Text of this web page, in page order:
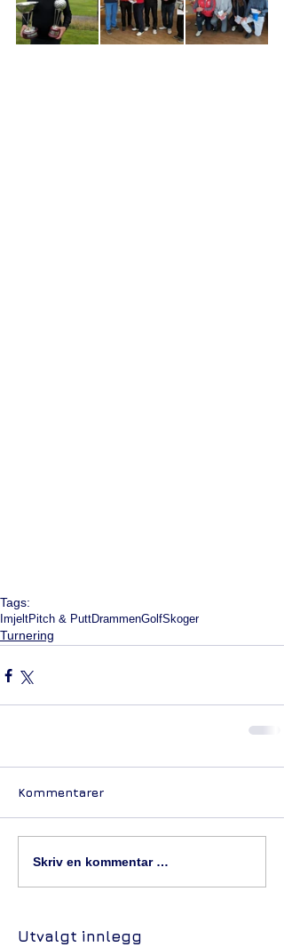
Tags:
ImjeltPitch & PuttDrammenGolfSkoger
Turnering
Kommentarer
Skriv en kommentar …
Utvalgt innlegg